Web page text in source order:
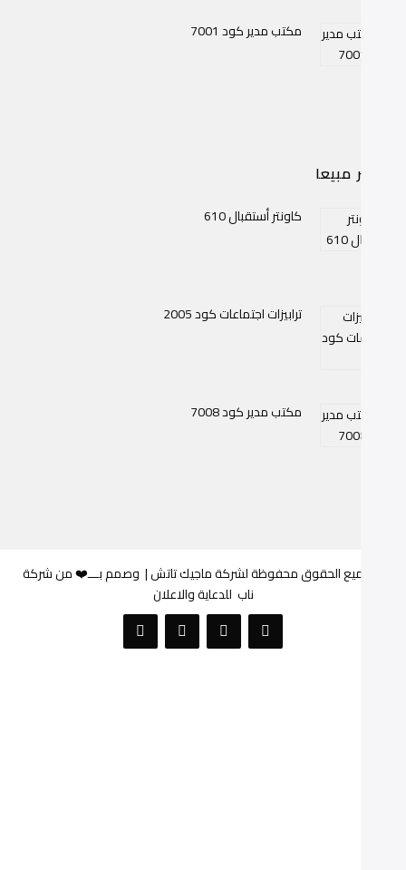
مكتب مدير كود 7001
مبيعا
كاونتر أستقبال 610
ترابيزات اجتماعات كود 2005
مكتب مدير كود 7008
© جميع الحقوق محفوظة لشركة ماجيك تاتش |وصمم بـــ❤️ من شركة
للدعاية والاعلان